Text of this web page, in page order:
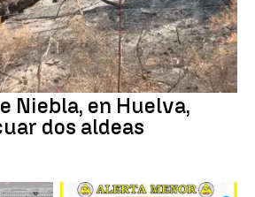
Niebla, en Huelva,
dos aldeas